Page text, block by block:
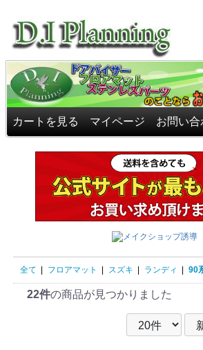
カートを見る マイページ お問い合
全て フロアマット スズキ ランディ 90
22件の商品が見つかりました